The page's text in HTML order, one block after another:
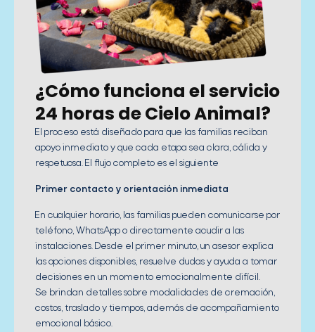
¿Cómo funciona el servicio
24 horas de Cielo Animal?
El proceso está diseñado para que las familias reciban
apoyo inmediato y que cada etapa sea clara, cálida y
respetuosa. El flujo completo es el siguiente
Primer contacto y orientación inmediata
En cualquier horario, las familias pueden comunicarse por
teléfono, WhatsApp o directamente acudir a las
instalaciones. Desde el primer minuto, un asesor explica
las opciones disponibles, resuelve dudas y ayuda a tomar
decisiones en un momento emocionalmente difícil.
Se brindan detalles sobre modalidades de cremación,
costos, traslado y tiempos, además de acompañamiento
emocional básico.